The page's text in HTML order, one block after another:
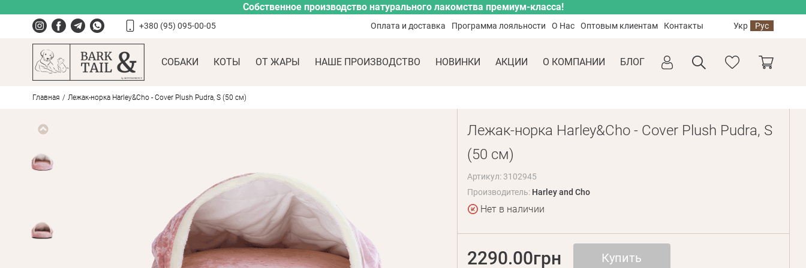
Собственное производство натурального лакомства премиум-класса!
+380 (95) 095-00-05 Оплата и доставка Программа лояльности О Нас Оптовым клиентам Контакты Укр Рус
СОБАКИ КОТЫ ОТ ЖАРЫ НАШЕ ПРОИЗВОДСТВО НОВИНКИ АКЦИИ О КОМПАНИИ БЛОГ
Главная Лежак-норка Harley&Cho - Cover Plush Pudra, S (50 см)
Лежак-норка Harley&Cho - Cover Plush Pudra, S
(50 см)
Артикул: 3102945
Производитель: Harley and Cho
Нет в наличии
2290.00грн Купить